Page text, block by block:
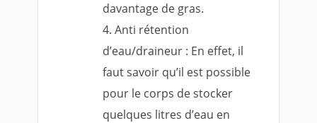
davantage de gras.
Anti rétention
d’eau/draineur : En effet, il
faut savoir qu’il est possible
pour le corps de stocker
quelques litres d’eau en